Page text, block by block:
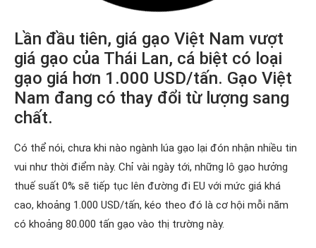
Lần đầu tiên, giá gạo Việt Nam vượt
giá gạo của Thái Lan, cá biệt có loại
gạo giá hơn 1.000 USD/tấn. Gạo Việt
Nam đang có thay đổi từ lượng sang
chất.
Có thể nói, chưa khi nào ngành lúa gạo lại đón nhận nhiều tin
vui như thời điểm này. Chỉ vài ngày tới, những lô gạo hưởng
thuế suất 0% sẽ tiếp tục lên đường đi EU với mức giá khá
cao, khoảng 1.000 USD/tấn, kéo theo đó là cơ hội mỗi năm
có khoảng 80.000 tấn gạo vào thị trường này.